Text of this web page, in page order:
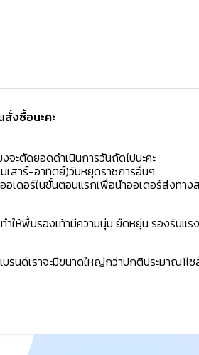
งซื้อนะคะ️
ะตัดยอดดำเนินการวันถัดไปนะคะ
เสาร์-อาทิตย์)วันหยุดราชการอื่นๆ
เดอร์ในขั้นตอนแรกเพื่อนำออเดอร์ส่งทา
ห้พื้นรองเท้ามีความนุ่ม ยืดหยุ่น รองรับแร
รนด์เราจะมีขนาดใหญ่กว่าปกติประมาณ1ไ